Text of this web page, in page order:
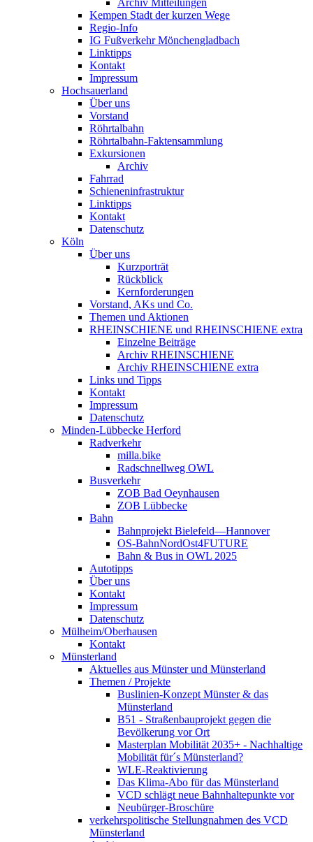
Archiv Mitteilungen
Kempen Stadt der kurzen Wege
Regio-Info
IG Fußverkehr Mönchengladbach
Linktipps
Kontakt
Impressum
Hochsauerland
Über uns
Vorstand
Röhrtalbahn
Röhrtalbahn-Faktensammlung
Exkursionen
Archiv
Fahrrad
Schieneninfrastruktur
Linktipps
Kontakt
Datenschutz
Köln
Über uns
Kurzporträt
Rückblick
Kernforderungen
Vorstand, AKs und Co.
Themen und Aktionen
RHEINSCHIENE und RHEINSCHIENE extra
Einzelne Beiträge
Archiv RHEINSCHIENE
Archiv RHEINSCHIENE extra
Links und Tipps
Kontakt
Impressum
Datenschutz
Minden-Lübbecke Herford
Radverkehr
milla.bike
Radschnellweg OWL
Busverkehr
ZOB Bad Oeynhausen
ZOB Lübbecke
Bahn
Bahnprojekt Bielefeld—Hannover
OS-BahnNordOst4FUTURE
Bahn & Bus in OWL 2025
Autotipps
Über uns
Kontakt
Impressum
Datenschutz
Mülheim/Oberhausen
Kontakt
Münsterland
Aktuelles aus Münster und Münsterland
Themen / Projekte
Buslinien-Konzept Münster & das
Münsterland
B51 - Straßenbauprojekt gegen die
Bevölkerung vor Ort
Masterplan Mobilität 2035+ - Nachhaltige
Mobilität für´s Münsterland?
WLE-Reaktivierung
Das Klima-Abo für das Münsterland
VCD schlägt neue Bahnhaltepunkte vor
Neubürger-Broschüre
verkehrspolitische Stellungnahmen des VCD
Münsterland